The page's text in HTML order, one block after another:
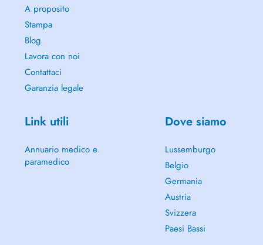
A proposito
Stampa
Blog
Lavora con noi
Contattaci
Garanzia legale
Link utili
Annuario medico e
paramedico
Dove siamo
Lussemburgo
Belgio
Germania
Austria
Svizzera
Paesi Bassi